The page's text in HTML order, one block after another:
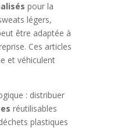
pour la
légers,
être adaptée à
Ces articles
et véhiculent
: distribuer
réutilisables
plastiques